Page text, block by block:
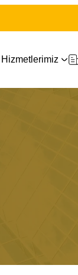
Hizmetlerimiz